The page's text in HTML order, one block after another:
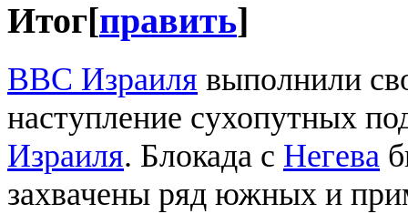
Итог[править]
ВВС Израиля выполнили
наступление сухопутных
Израиля. Блокада с Негева
захвачены ряд южных и